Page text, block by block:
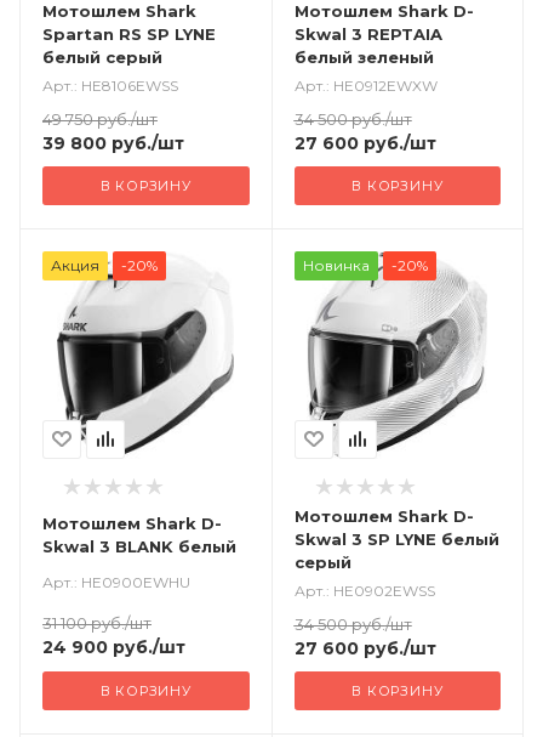
Мотошлем Shark
Spartan RS SP LYNE
белый серый
Арт.: HE8106EWSS
49 750руб./шт
39 800 руб./шт
В КОРЗИНУ
Мотошлем Shark D-
Skwal 3 REPTAIA
белый зеленый
Арт.: HE0912EWXW
34 500руб./шт
27 600руб./шт
В КОРЗИНУ
Акция -20%
Мотошлем Shark D-
Skwal 3 BLANK белый
Арт.: HE0900EWHU
31 100руб./шт
24 900 руб./шт
В КОРЗИНУ
Новинка -20%
Мотошлем Shark D-
Skwal 3 SP LYNE белый
серый
Арт.: HE0902EWSS
34 500руб./шт
27 600руб./шт
В КОРЗИНУ